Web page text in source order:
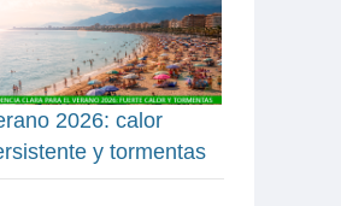
2026: calor
y tormentas